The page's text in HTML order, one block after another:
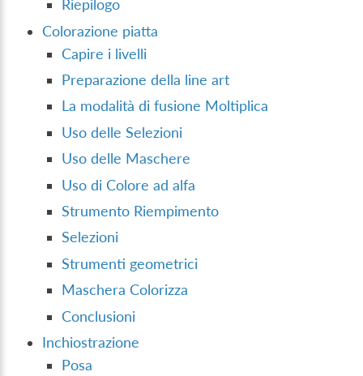
Riepilogo
Colorazione piatta
Capire i livelli
Preparazione della line art
La modalità di fusione Moltiplica
Uso delle Selezioni
Uso delle Maschere
Uso di Colore ad alfa
Strumento Riempimento
Selezioni
Strumenti geometrici
Maschera Colorizza
Conclusioni
Inchiostrazione
Posa